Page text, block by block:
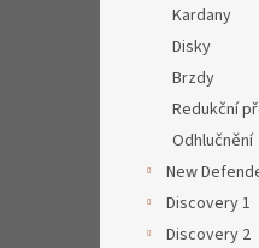
Kardany
Disky
Brzdy
Redukční
Odhlučnění
New
Discovery 1
Discovery 2